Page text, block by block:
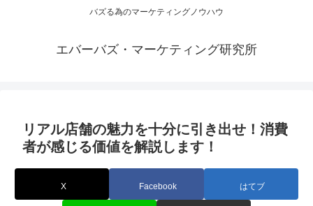
バズる為のマーケティングノウハウ
エバーバズ・マーケティング研究所
リアル店舗の魅力を十分に引き出せ！消費
者が感じる価値を解説します！
X Facebook はてブ